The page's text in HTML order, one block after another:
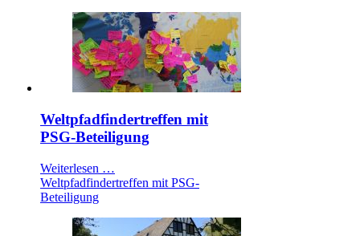
Weltpfadfindertreffen mit
PSG-Beteiligung
Weiterlesen …
Weltpfadfindertreffen mit PSG-
Beteiligung